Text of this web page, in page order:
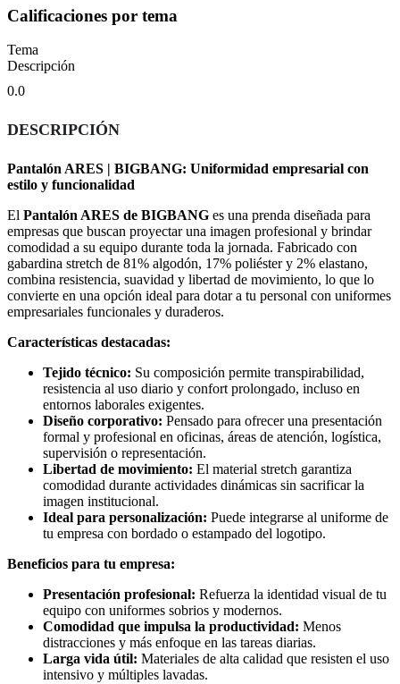
Calificaciones por tema
Tema
Descripción
0.0
DESCRIPCIÓN
Pantalón ARES | BIGBANG: Uniformidad empresarial con
estilo y funcionalidad
El Pantalón ARES de BIGBANG es una prenda diseñada para
empresas que buscan proyectar una imagen profesional y brindar
comodidad a su equipo durante toda la jornada. Fabricado con
gabardina stretch de 81% algodón, 17% poliéster y 2% elastano,
combina resistencia, suavidad y libertad de movimiento, lo que lo
convierte en una opción ideal para dotar a tu personal con uniformes
empresariales funcionales y duraderos.
Características destacadas:
Tejido técnico: Su composición permite transpirabilidad,
resistencia al uso diario y confort prolongado, incluso en
entornos laborales exigentes.
Diseño corporativo: Pensado para ofrecer una presentación
formal y profesional en oficinas, áreas de atención, logística,
supervisión o representación.
Libertad de movimiento: El material stretch garantiza
comodidad durante actividades dinámicas sin sacrificar la
imagen institucional.
Ideal para personalización: Puede integrarse al uniforme de
tu empresa con bordado o estampado del logotipo.
Beneficios para tu empresa:
Presentación profesional: Refuerza la identidad visual de tu
equipo con uniformes sobrios y modernos.
Comodidad que impulsa la productividad: Menos
distracciones y más enfoque en las tareas diarias.
Larga vida útil: Materiales de alta calidad que resisten el uso
intensivo y múltiples lavadas.